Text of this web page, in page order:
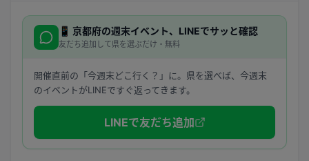
📱 京都府の週末イベント、LINEでサッと確認
友だち追加して県を選ぶだけ・無料
開催直前の「今週末どこ行く？」に。県を選べば、今週末
のイベントがLINEですぐ返ってきます。
LINEで友だち追加